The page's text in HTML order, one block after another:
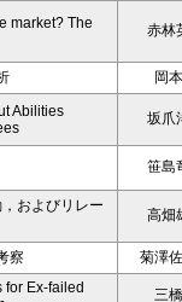
market? The
赤林
岡
Abilities
坂爪
笹島
およびリレー
高畑
察
菊澤
Ex-failed
三